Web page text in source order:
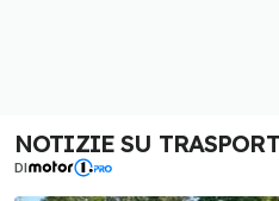
NOTIZIE SU
DI